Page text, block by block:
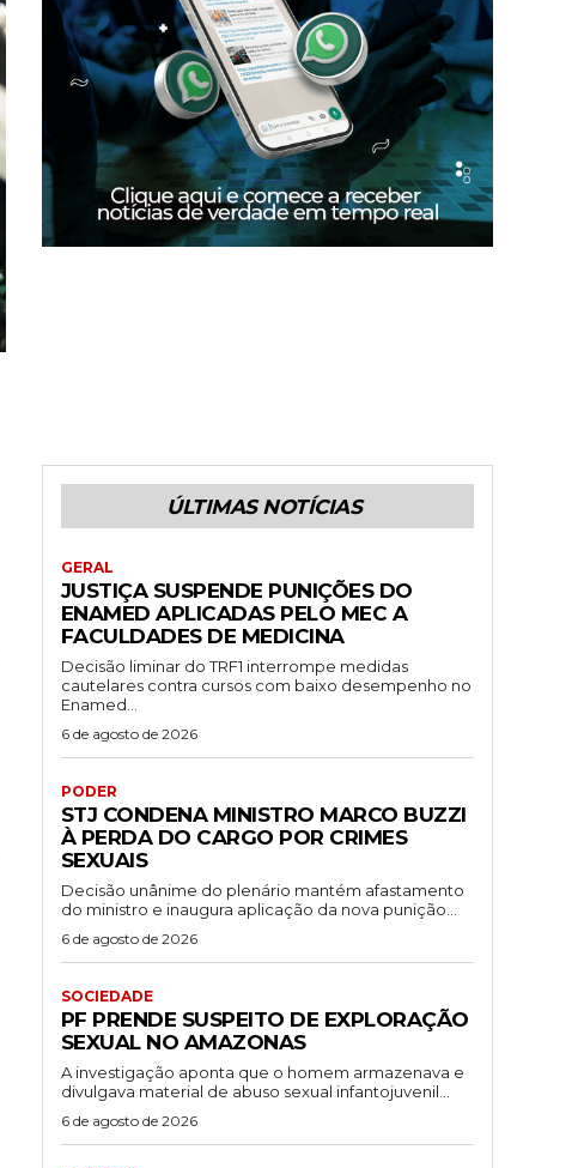
ÚLTIMAS NOTÍCIAS
GERAL
JUSTIÇA SUSPENDE PUNIÇÕES DO
ENAMED APLICADAS PELO MEC A
FACULDADES DE MEDICINA
Decisão liminar do TRF1 interrompe medidas
cautelares contra cursos com baixo desempenho no
Enamed...
6 de agosto de 2026
PODER
STJ CONDENA MINISTRO MARCO BUZZI
À PERDA DO CARGO POR CRIMES
SEXUAIS
Decisão unânime do plenário mantém afastamento
do ministro e inaugura aplicação da nova punição...
6 de agosto de 2026
SOCIEDADE
PF PRENDE SUSPEITO DE EXPLORAÇÃO
SEXUAL NO AMAZONAS
A investigação aponta que o homem armazenava e
divulgava material de abuso sexual infantojuvenil...
6 de agosto de 2026